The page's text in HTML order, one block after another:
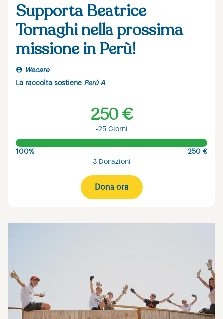
Supporta Beatrice
Tornaghi nella prossima
missione in Perù!
Wecare
La raccolta sostiene Perù A
250 €
-25 Giorni
100%
250 €
3 Donazioni
Dona ora